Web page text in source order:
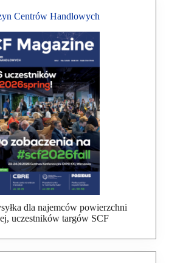
Centrów Handlowych
dla najemców powierzchni
uczestników targów SCF